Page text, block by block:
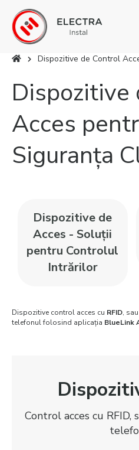
Eşti aici
Dispozitive de Control
Dispozitive
Acces
Siguranța
Dispozitive de
Acces - Soluții
pentru Controlul
Intrărilor
Dispozitive control acces cu RFID,
telefonul folosind aplicația BlueLink
Control acces cu